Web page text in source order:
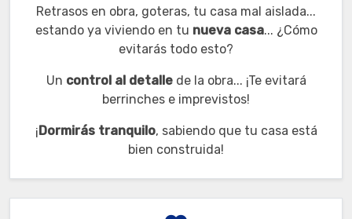
Retrasos en obra, goteras, tu casa mal aislada...
estando ya viviendo en tu nueva casa... ¿Cómo
evitarás todo esto?
Un control al detallede la obra... ¡Te evitará
berrinches e imprevistos!
¡Dormirás tranquilo, sabiendo que tu casa está
bien construida!